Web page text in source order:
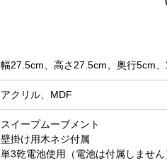
幅27.5cm、高さ27.5cm、奥行5cm
アクリル、MDF
スイープムーブメント
壁掛け用木ネジ付属
単3乾電池使用（電池は付属しません